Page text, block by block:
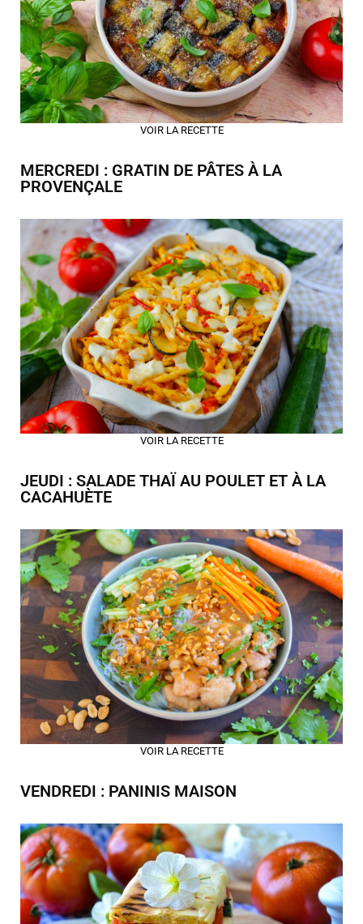
VOIR LA RECETTE
MERCREDI : GRATIN DE PÂTES À LA
PROVENÇALE
VOIR LA RECETTE
JEUDI : SALADE THAÏ AU POULET ET À LA
CACAHUÈTE
VOIR LA RECETTE
VENDREDI : PANINIS MAISON